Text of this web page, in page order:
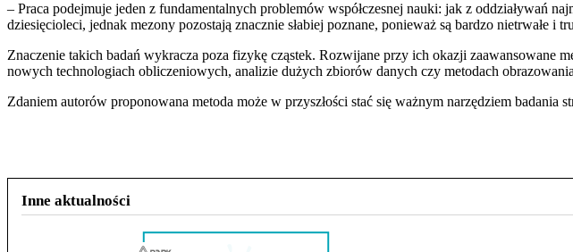
– Praca podejmuje jeden z fundamentalnych problemów współczesnej nauki: jak z oddziaływań
dziesięcioleci, jednak mezony pozostają znacznie słabiej poznane, ponieważ są bardzo nietrwałe
Znaczenie takich badań wykracza poza fizykę cząstek. Rozwijane przy ich okazji zaawansowane
nowych technologiach obliczeniowych, analizie dużych zbiorów danych czy metodach
Zdaniem autorów proponowana metoda może w przyszłości stać się ważnym narzędziem
Inne aktualności